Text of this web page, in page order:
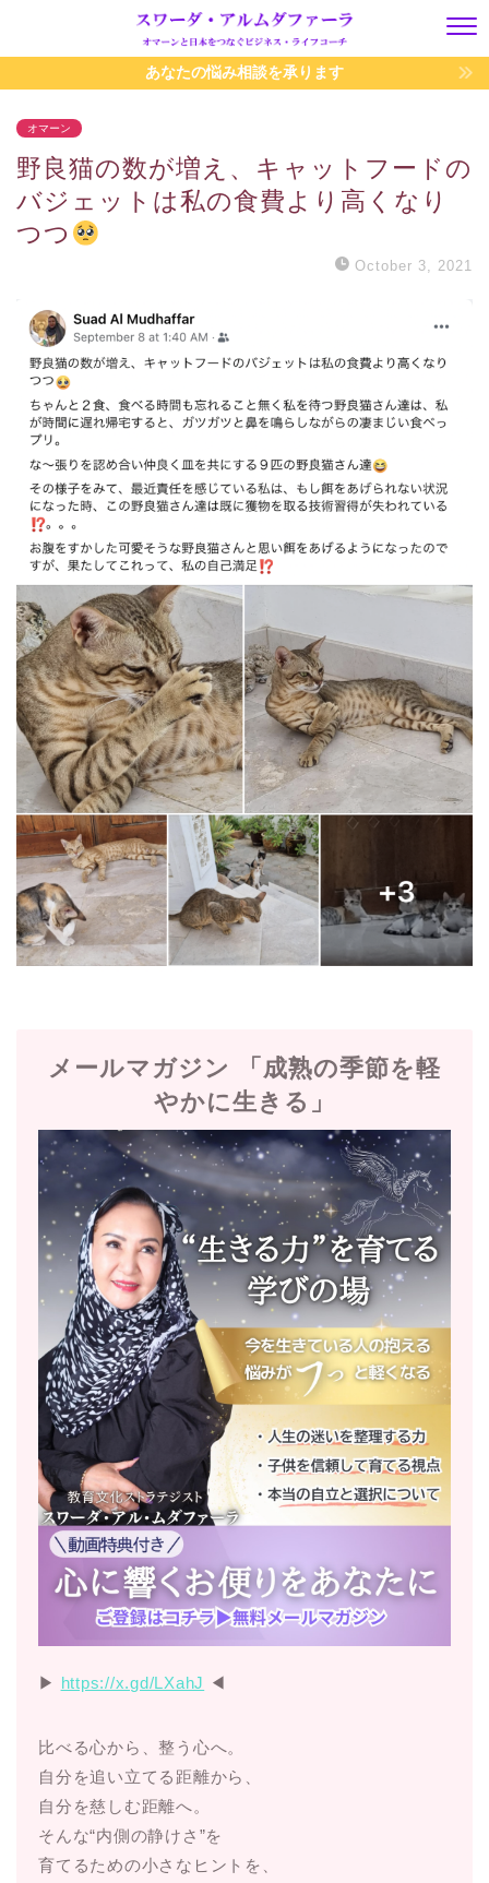
あなたの悩み相談を承ります
オマーン
野良猫の数が増え、キャットフードの
バジェットは私の食費より高くなり
つつ
October 3, 2021
メールマガジン 「成熟の季節を軽
やかに生きる」
▶︎ https://x.gd/LXahJ ◀︎
比べる心から、整う心へ。
自分を追い立てる距離から、
自分を慈しむ距離へ。
そんな“内側の静けさ”を
育てるための小さなヒントを、